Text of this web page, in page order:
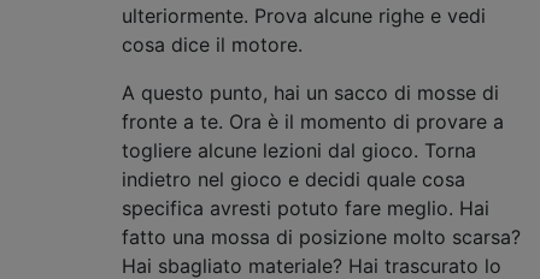
ulteriormente. Prova alcune righe e vedi
cosa dice il motore.
A questo punto, hai un sacco di mosse di
fronte a te. Ora è il momento di provare a
togliere alcune lezioni dal gioco. Torna
indietro nel gioco e decidi quale cosa
specifica avresti potuto fare meglio. Hai
fatto una mossa di posizione molto scarsa?
Hai sbagliato materiale? Hai trascurato lo